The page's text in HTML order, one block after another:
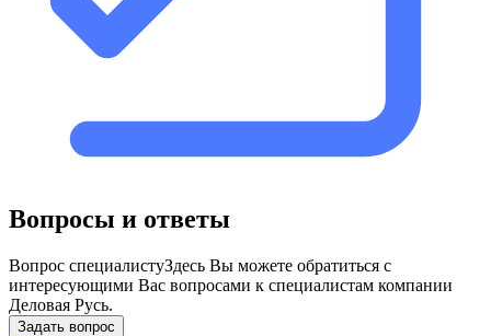
Вопросы и ответы
Вопрос специалистуЗдесь Вы можете обратиться с
интересующими Вас вопросами к специалистам компании
Деловая Русь.
Задать вопрос